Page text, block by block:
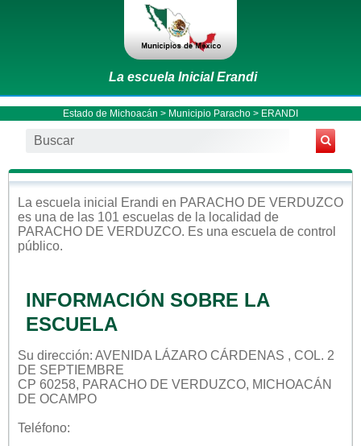
La escuela Inicial Erandi
Estado de Michoacán > Municipio Paracho > ERANDI
La escuela inicial Erandi en PARACHO DE VERDUZCO
es una de las 101 escuelas de la localidad de
PARACHO DE VERDUZCO. Es una escuela de control
público.
INFORMACIÓN SOBRE LA
ESCUELA
Su dirección: AVENIDA LÁZARO CÁRDENAS , COL. 2
DE SEPTIEMBRE
CP 60258, PARACHO DE VERDUZCO, MICHOACÁN
DE OCAMPO
Teléfono: